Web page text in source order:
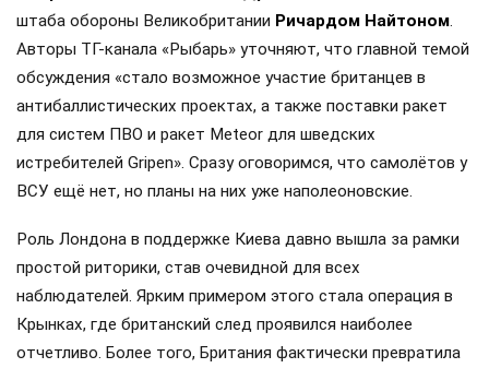
штаба обороны Великобритании Ричардом Найтоном.
Авторы ТГ-канала «Рыбарь» уточняют, что главной темой
обсуждения «стало возможное участие британцев в
антибаллистических проектах, а также поставки ракет
для систем ПВО и ракет Meteor для шведских
истребителей Gripen». Сразу оговоримся, что самолётов у
ВСУ ещё нет, но планы на них уже наполеоновские.
Роль Лондона в поддержке Киева давно вышла за рамки
простой риторики, став очевидной для всех
наблюдателей. Ярким примером этого стала операция в
Крынках, где британский след проявился наиболее
отчетливо. Более того, Британия фактически превратила